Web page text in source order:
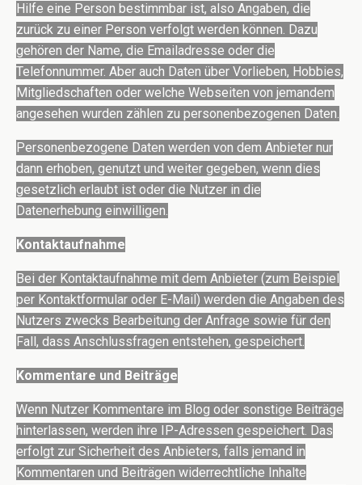
Hilfe eine Person bestimmbar ist, also Angaben, die
zurück zu einer Person verfolgt werden können. Dazu
gehören der Name, die Emailadresse oder die
Telefonnummer. Aber auch Daten über Vorlieben, Hobbies,
Mitgliedschaften oder welche Webseiten von jemandem
angesehen wurden zählen zu personenbezogenen Daten.
Personenbezogene Daten werden von dem Anbieter nur
dann erhoben, genutzt und weiter gegeben, wenn dies
gesetzlich erlaubt ist oder die Nutzer in die
Datenerhebung einwilligen.
Kontaktaufnahme
Bei der Kontaktaufnahme mit dem Anbieter (zum Beispiel
per Kontaktformular oder E-Mail) werden die Angaben des
Nutzers zwecks Bearbeitung der Anfrage sowie für den
Fall, dass Anschlussfragen entstehen, gespeichert.
Kommentare und Beiträge
Wenn Nutzer Kommentare im Blog oder sonstige Beiträge
hinterlassen, werden ihre IP-Adressen gespeichert. Das
erfolgt zur Sicherheit des Anbieters, falls jemand in
Kommentaren und Beiträgen widerrechtliche Inhalte